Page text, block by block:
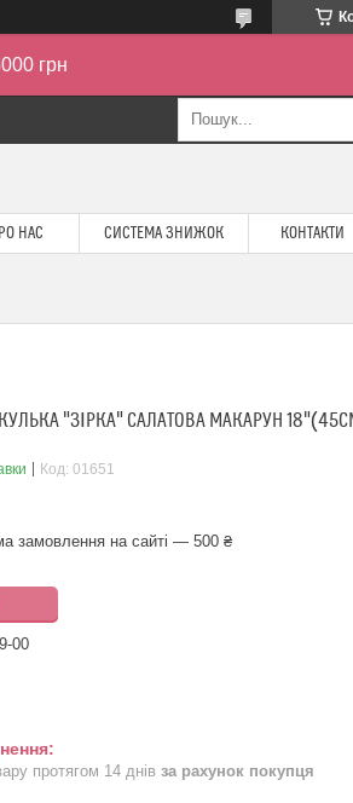
грн
НАС СИСТЕМА ЗНИЖОК КОНТАКТИ
"ЗІРКА" САЛАТОВА МАКАРУН
Код: 01651
замовлення на сайті — 500 ₴
00
протягом 14 днів за рахунок покупця